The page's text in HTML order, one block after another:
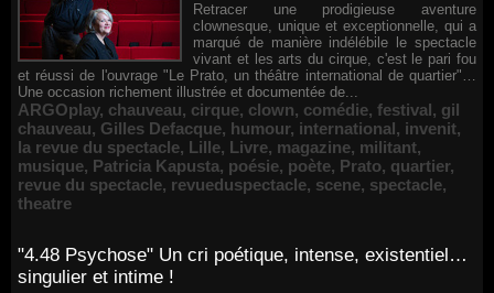
Retracer une prodigieuse aventure
clownesque, unique et exceptionnelle, qui a
marqué de manière indélébile le spectacle
vivant et les arts du cirque, c'est le pari fou
et réussi de l'ouvrage "Le Prato, un théâtre international de quartier"…
Une occasion richement illustrée et documentée de...
ARGOplay, chauveau, cirque, clown, comédie, festival, gil
chauveau, Gilles Defacque, humour, international, invenit,
la revue du spectacle, Lille, Livre, magazine, militant,
musique, Patricia Kapusta, poésie, poète, Prato, quartier,
revue du spectacle, revueduspectacle, scene, spectacle,
theatre
"4.48 Psychose" Un cri poétique, intense, existentiel…
singulier et intime !